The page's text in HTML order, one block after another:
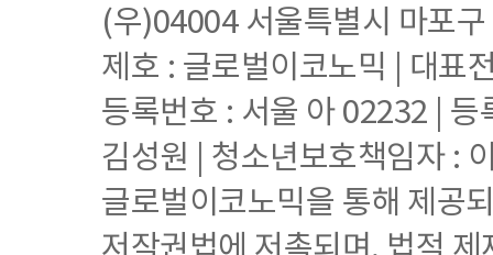
(우)04004 서울특별시 마포
제호 : 글로벌이코노믹 | 대표
등록번호 : 서울 아 02232 | 등
김성원 | 청소년보호책임자 :
글로벌이코노믹을 통해 제공